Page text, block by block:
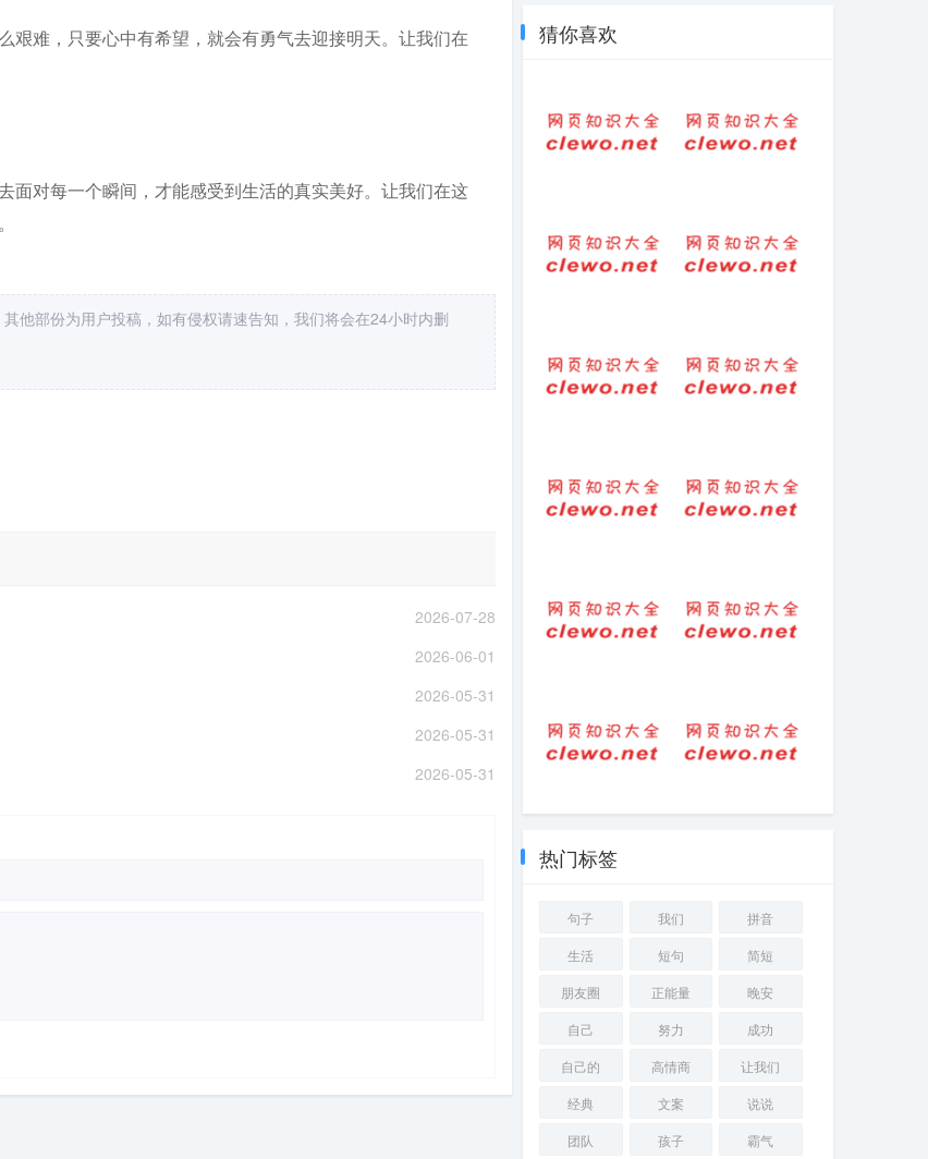
艰难，只要心中有希望，就会有勇气去迎接明天。让我们在
面对每一个瞬间，才能感受到生活的真实美好。让我们在这
他部份为用户投稿，如有侵权请速告知，我们将会在24小时内删
2026-07-28
2026-06-01
2026-05-31
2026-05-31
2026-05-31
猜你喜欢
供品胖成百斤 墓
区“贪吃鬼”走红网
络
9名轿夫抬滑竿上
峨眉山：往返42
公里耗时10小
的秘诀：态度决
定一切)
叫啥名字好）
的人说早安语句
热门标签
句子 我们
拼音
生活
短句
简短
朋友圈
正能量
晚安
自己
努力
成功
自己的
高情商
让我们
经典
文案
说说
团队
孩子 霸气